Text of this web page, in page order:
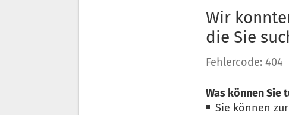
Wir
die Sie
Fehlercode: 404
Was können Sie
Sie können